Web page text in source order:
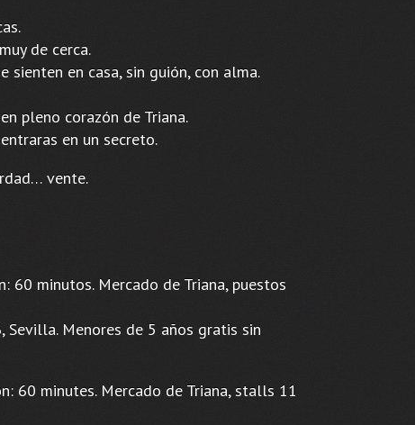
de cerca.
sienten en casa, sin guión, con alma.
pleno corazón de Triana.
en un secreto.
vente.
60 minutos. Mercado de Triana, puestos
Sevilla. Menores de 5 años gratis sin
60 minutes. Mercado de Triana, stalls 11